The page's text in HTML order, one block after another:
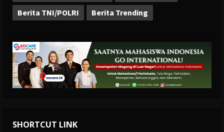
Berita TNI/POLRI
Berita Trending
SHORTCUT LINK